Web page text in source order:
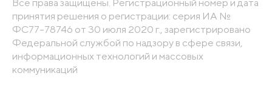
принятия решения о регистрации: серия ИА №
ФС77-78746 от 30 июля 2020 г., зарегистрировано
Федеральной службой по надзору в сфере связи,
информационных технологий и массовых
коммуникаций